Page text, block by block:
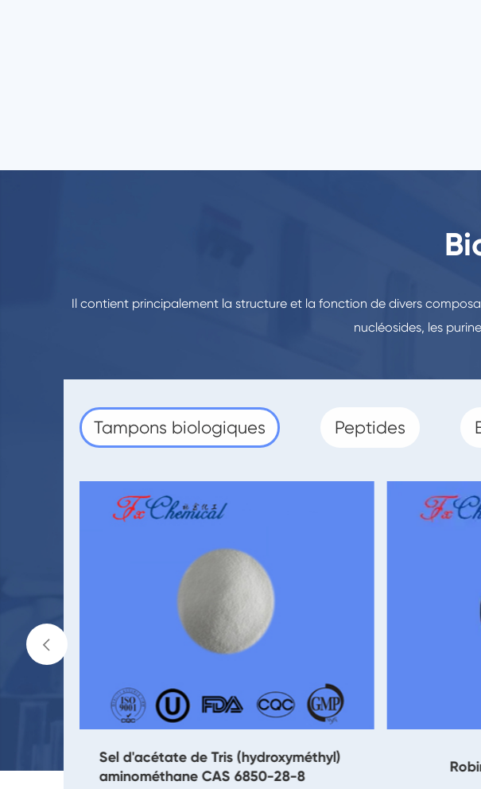
Il contient principalement la structure et la fonction de divers
nucléosides, les
Tampons biologiques Peptides
Sel d'acétate de Tris (hydroxyméthyl)
aminométhane CAS 6850-28-8
